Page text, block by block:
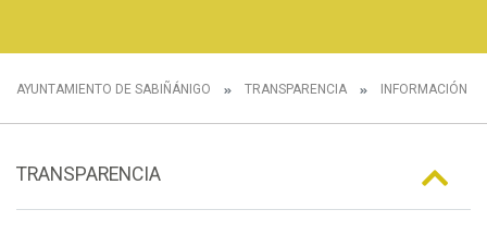
AYUNTAMIENTO DE SABIÑÁNIGO TRANSPARENCIA INFORMACIÓN
TRANSPARENCIA